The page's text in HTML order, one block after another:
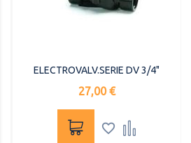
ELECTROVALV.SERIE DV 3/4"
Precio
27,00 €
 